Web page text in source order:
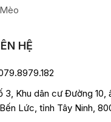
HỆ
3, Khu dân cư Đường 10,
Lức, tỉnh Tây Ninh,